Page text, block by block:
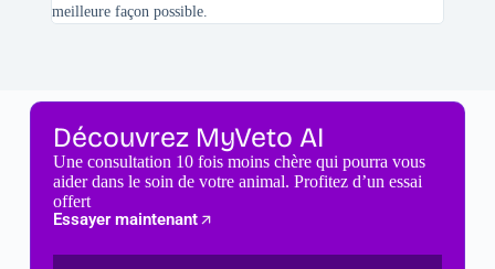
meilleure façon possible.
Découvrez MyVeto AI
Une consultation 10 fois moins chère qui pourra vous
aider dans le soin de votre animal. Profitez d’un essai
offert
Essayer maintenant